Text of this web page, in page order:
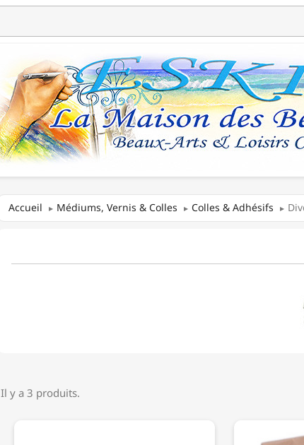
Accueil Médiums, Vernis & Colles Colles & Adhésifs
Il y a 3 produits.